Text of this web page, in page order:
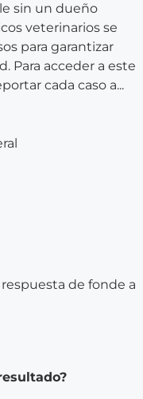
sin un dueño
veterinarios se
para garantizar
Para acceder a este
cada caso a...
de fonde a